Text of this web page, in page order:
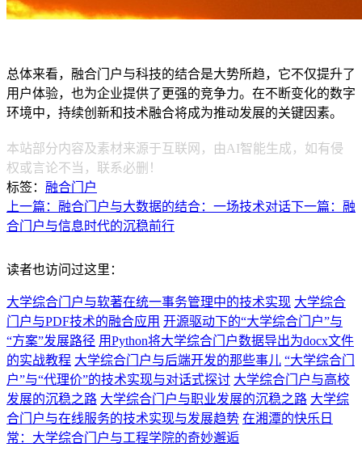
总体来看，融合门户与科技的结合是大势所趋，它不仅提升了
用户体验，也为企业提供了更强的竞争力。在不断变化的数字
环境中，持续创新和技术融合将成为推动发展的关键因素。
本站部分内容及素材来源于互联网，由AI智能生成，如有侵
权或言论不当，联系必删！
标签： 融合门户
上一篇：融合门户与大数据的结合：一场技术对话下一篇：融
合门户与信息时代的沉稳前行
读者也访问过这里：
大学综合门户与软著在统一事务管理中的技术实现 大学综合
门户与PDF技术的融合应用 开源驱动下的“大学综合门户”与
“方案”发展路径 用Python将大学综合门户数据导出为docx文件
的实战教程 大学综合门户与后端开发的那些事儿 “大学综合门
户”与“代理价”的技术实现与对话式探讨 大学综合门户与高校
发展的沉稳之路 大学综合门户与职业发展的沉稳之路 大学综
合门户与在线服务的技术实现与发展趋势 在湘潭的快乐日
常：大学综合门户与工程学院的奇妙邂逅